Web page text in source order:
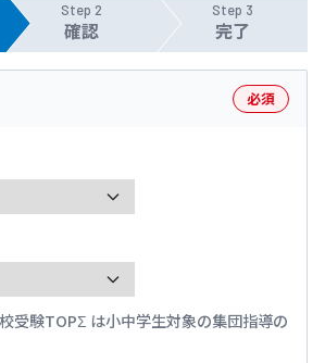
Step 2
確認
Step 3
完了
必須
受験TOPΣ は小中学生対象の集団指導の